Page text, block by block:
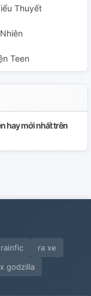
Thuyết
Teen
hay mới nhất trên
rainfic
ra xe
godzilla